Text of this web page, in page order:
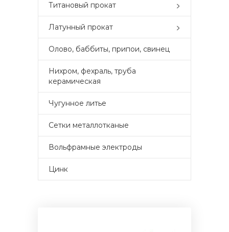
Титановый прокат
Латунный прокат
Олово, баббиты, припои, свинец
Нихром, фехраль, труба
керамическая
Чугунное литье
Сетки металлотканые
Вольфрамные электроды
Цинк